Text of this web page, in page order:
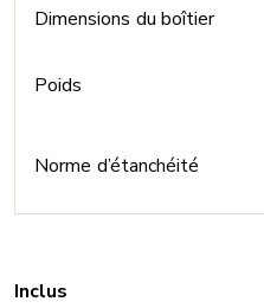
Dimensions du boîtier
Poids
Norme d’étanchéité
Inclus